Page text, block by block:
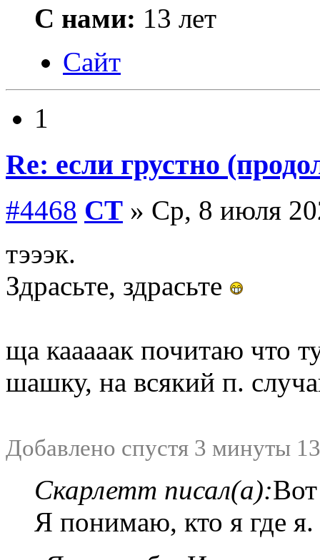
С нами: 13 лет
Сайт
1
Re: если грустно
#4468 СТ » Ср, 8 июля
тэээк.
Здрасьте, здрасьте
ща кааааак почитаю что
шашку, на всякий п.
Добавлено спустя 3 минуты
Скарлетт писал(а):
Я понимаю, кто я где я.